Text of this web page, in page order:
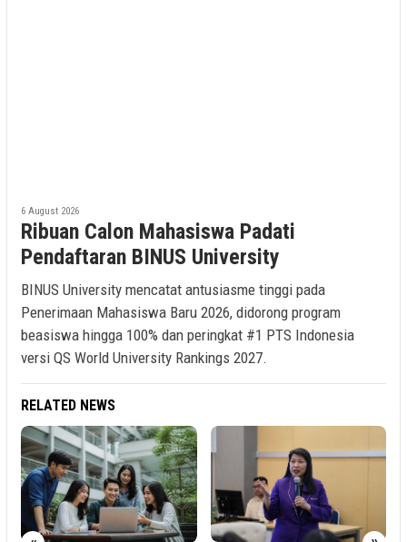
6 August 2026
Ribuan Calon Mahasiswa Padati
Pendaftaran BINUS University
BINUS University mencatat antusiasme tinggi pada
Penerimaan Mahasiswa Baru 2026, didorong program
beasiswa hingga 100% dan peringkat #1 PTS Indonesia
versi QS World University Rankings 2027.
RELATED NEWS